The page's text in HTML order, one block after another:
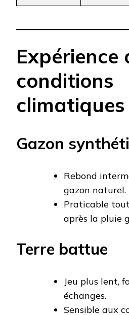
Expérience
conditions
climatiques
Gazon
Rebond
gazon naturel.
Praticable
après la pluie
Terre battue
Jeu plus lent,
échanges.
Sensible aux